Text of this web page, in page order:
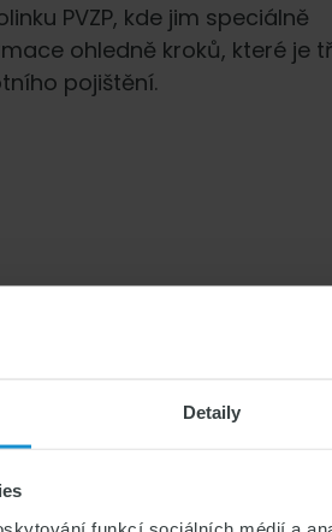
Detaily
PVZP, kde jim speciálně
ohledně kroků, které je
pojištění.
z obavy o bezpečnost prchají
ČR zde
obcany-ukrajiny-v-oblasti-
zdravotního